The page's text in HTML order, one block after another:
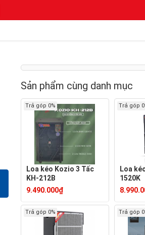
Sản phẩm cùng danh mục
Trả góp 0%
Loa kéo Kozio 3 Tấc
KH-212B
9.490.000₫
Trả góp
Loa
1520K
Trả góp 0% Trả góp